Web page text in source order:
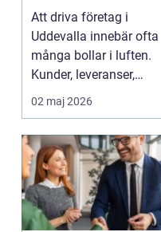
företag trygg
ekonomi
Att driva företag i
Uddevalla innebär ofta
många bollar i luften.
Kunder, leveranser,
personal och m...
02 maj 2026